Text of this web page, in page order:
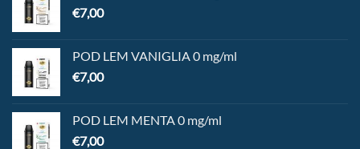
€7,00
POD LEM VANIGLIA 0 mg/ml
€7,00
POD LEM MENTA 0 mg/ml
€7,00